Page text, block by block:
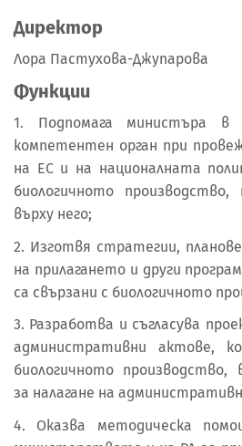
Директор
Лора Пастухова-Джупарова
Функции
1. Подпомага министъра
компетентен орган при
на ЕС и на националната
биологичното
върху него;
2. Изготвя стратегии,
на прилагането и други
са свързани с биологичното
3. Разработва и съгласува
административни актове,
биологичното производство,
за налагане на
4. Оказва методическа